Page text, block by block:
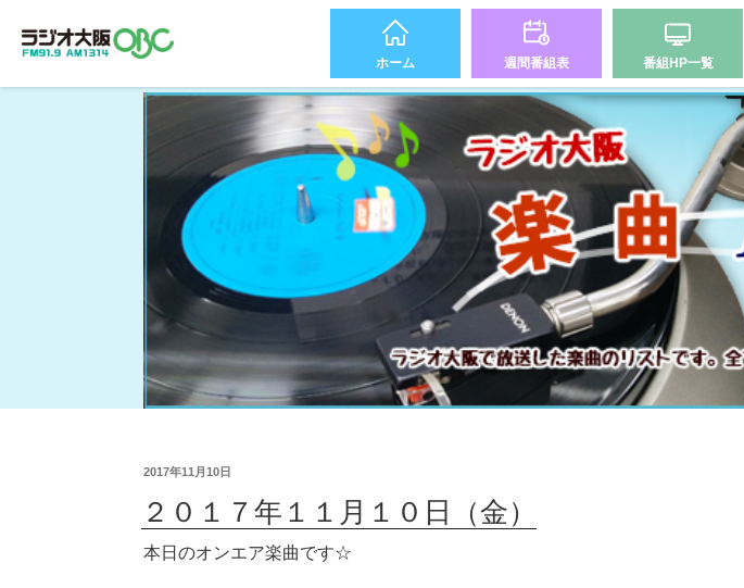
ホーム 週間番組表 番組HP一覧
2017年11月10日
２０１７年１１月１０日（金）
本日のオンエア楽曲です☆